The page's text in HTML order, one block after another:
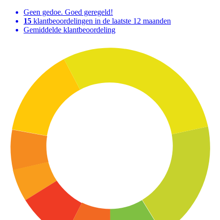
Geen gedoe. Goed geregeld!
15 klantbeoordelingen in de laatste 12 maanden
Gemiddelde klantbeoordeling